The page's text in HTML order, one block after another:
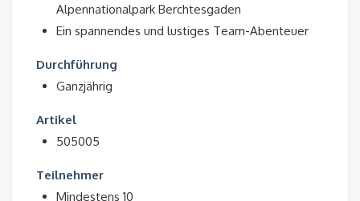
Alpennationalpark Berchtesgaden
Ein spannendes und lustiges Team-Abenteuer
Durchführung
Ganzjährig
Artikel
505005
Teilnehmer
Mindestens 10